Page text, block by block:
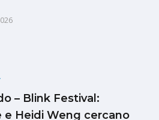
– Blink Festival:
e Heidi Weng cercano